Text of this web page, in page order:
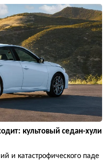
культовый седан-хули
и катастрофического паде